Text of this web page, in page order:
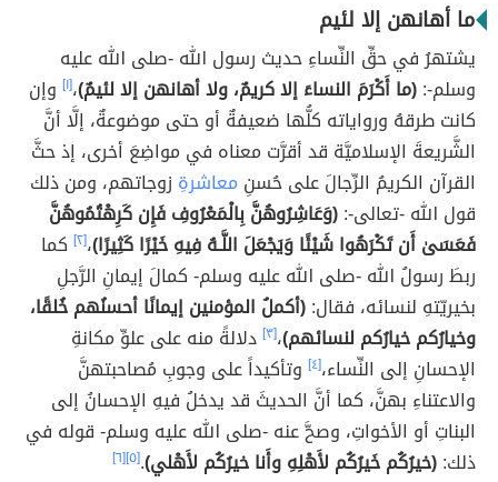
ما أهانهن إلا لئيم
يشتهرُ في حقِّ النِّساءِ حديث رسول الله -صلى الله عليه
وسلم-:(ما أَكْرَمَ النساءَ إلا كريمٌ، ولا أهانهن إلا لئيمٌ)،[١] وإن
كانت طرقهُ ورواياته كلُّها ضعيفةٌ أو حتى موضوعةٌ، إلَّا أنَّ
الشَّريعةَ الإسلاميَّة قد أقرَّت معناه في مواضِعَ أخرى، إذ حثَّ
القرآن الكريمُ الرِّجالَ على حُسنِ معاشرةِ زوجاتهم، ومن ذلك
قول الله -تعالى-:(وَعَاشِرُوهُنَّ بِالْمَعْرُوفِ فَإِن كَرِهْتُمُوهُنَّ
فَعَسَىٰ أَن تَكْرَهُوا شَيْئًا وَيَجْعَلَ اللَّـهُ فِيهِ خَيْرًا كَثِيرًا)،[٢]
كما
ربطَ رسولُ الله -صلى الله عليه وسلم- كمالَ إيمانِ الرَّجلِ
بخيريّتهِ لنسائه، فقال:(أكملُ المؤمنين إيمانًا أحسنُهم خُلقًا،
وخيارُكم خيارُكم لنسائهم)،[٣]
دلالةً منه على علوِّ مكانةِ
الإحسانِ إلى النِّساء،[٤]
وتأكيداً على وجوبِ مُصاحبتهنَّ
والاعتناءِ بهنَّ، كما أنَّ الحديثَ قد يدخلُ فيهِ الإحسانُ إلى
البناتِ أو الأخواتِ، وصحَّ عنه -صلى الله عليه وسلم- قوله في
ذلك:(خيرُكُم خَيرُكُم لأَهْلِهِ وأَنا خيرُكُم لأَهْلي).[٥] [٦]